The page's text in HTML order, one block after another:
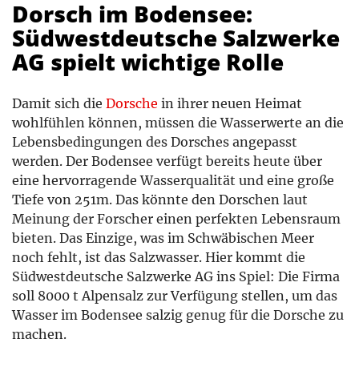
Dorsch im Bodensee:
Südwestdeutsche Salzwerke
AG spielt wichtige Rolle
Damit sich die Dorsche in ihrer neuen Heimat
wohlfühlen können, müssen die Wasserwerte an die
Lebensbedingungen des Dorsches angepasst
werden. Der Bodensee verfügt bereits heute über
eine hervorragende Wasserqualität und eine große
Tiefe von 251m. Das könnte den Dorschen laut
Meinung der Forscher einen perfekten Lebensraum
bieten. Das Einzige, was im Schwäbischen Meer
noch fehlt, ist das Salzwasser. Hier kommt die
Südwestdeutsche Salzwerke AG ins Spiel: Die Firma
soll 8000 t Alpensalz zur Verfügung stellen, um das
Wasser im Bodensee salzig genug für die Dorsche zu
machen.